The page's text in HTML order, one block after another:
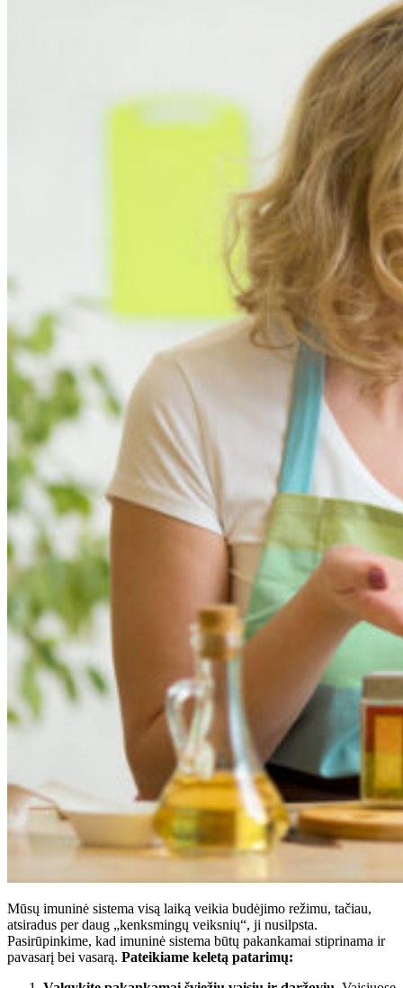
Mūsų imuninė sistema visą laiką veikia budėjimo režimu, tačiau,
atsiradus per daug „kenksmingų veiksnių“, ji nusilpsta.
Pasirūpinkime, kad imuninė sistema būtų pakankamai stiprinama ir
pavasarį bei vasarą. Pateikiame keletą patarimų: